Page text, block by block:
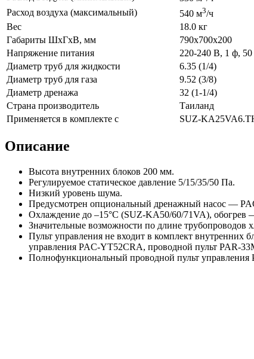
Расход воздуха (максимальный)
540 м3/ч
Вес
18.0 кг
Габариты ШхГхВ, мм
790x700x200
Напряжение питания
220-240 В, 1 ф,
Диаметр труб для жидкости
6.35 (1/4)
Диаметр труб для газа
9.52 (3/8)
Диаметр дренажа
32 (1-1/4)
Страна производитель
Таиланд
Применяется в комплекте с
SUZ-
Описание
Высота внутренних блоков 200 мм.
Регулируемое статическое давление 5/15/35/50 Па.
Низкий уровень шума.
Предусмотрен опциональный дренажный насос —
Охлаждение до –15°С (SUZ-KA50/60/71VA), обогрев
Значительные возможности по длине трубопроводов
Пульт управления не входит в комплект внутренних
управления PAC-YT52CRA, проводной пульт PAR-
Полнофункциональный проводной пульт